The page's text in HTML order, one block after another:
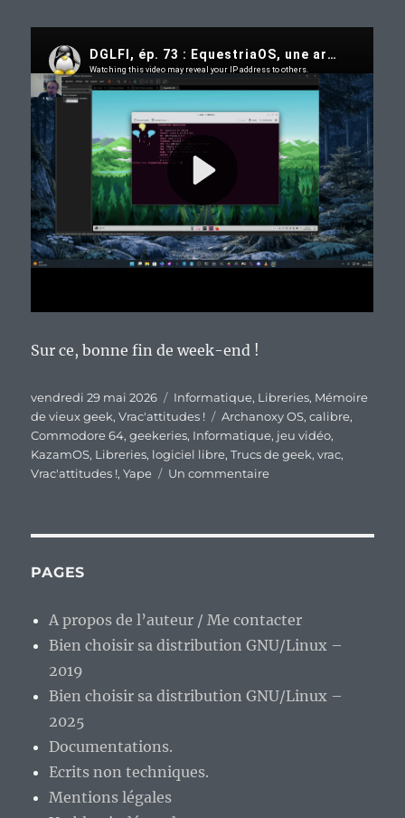
Sur ce, bonne fin de week-end !
Publié
le
vendredi 29 mai 2026 Catégories
Informatique, Libreries, Mémoire
de vieux geek,Vrac'attitudes ! Étiquettes
Archanoxy OS,calibre,
Commodore 64,geekeries, Informatique, jeu vidéo,
KazamOS, Libreries, logiciel libre,Trucs de geek,vrac,
Vrac'attitudes !,Yape Un commentairesur
PAGES
A propos de l’auteur / Me contacter
Bien choisir sa distribution GNU/Linux –
2019
Bien choisir sa distribution GNU/Linux –
2025
Documentations.
Ecrits non techniques.
Mentions légales